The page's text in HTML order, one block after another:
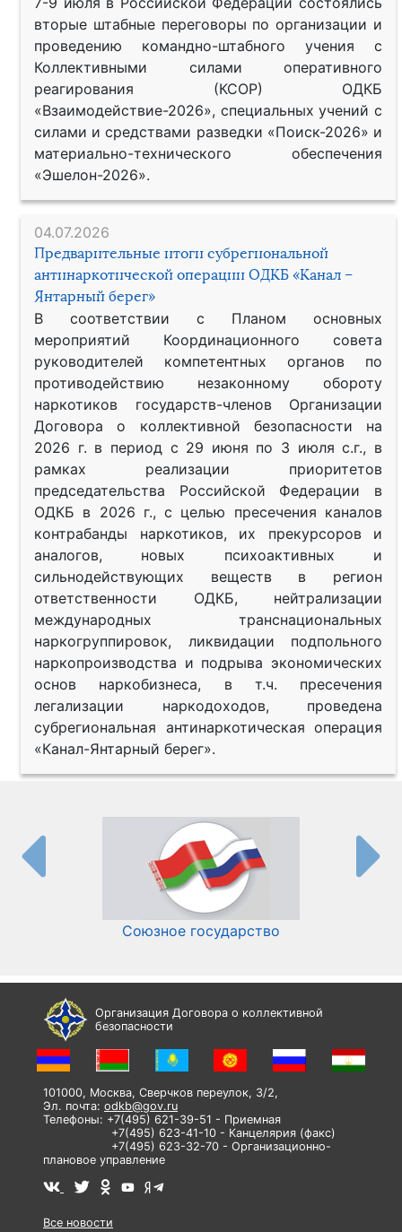
вторые штабные переговоры по организации и
проведению командно-штабного учения с
Коллективными силами оперативного
реагирования (КСОР) ОДКБ
«Взаимодействие-2026», специальных учений с
силами и средствами разведки «Поиск-2026» и
материально-технического обеспечения
«Эшелон-2026».
04.07.2026
Предварительные итоги субрегиональной
антинаркотической операции ОДКБ «Канал –
Янтарный берег»
В соответствии с Планом основных
мероприятий Координационного совета
руководителей компетентных органов по
противодействию незаконному обороту
наркотиков государств-членов Организации
Договора о коллективной безопасности на
2026 г. в период с 29 июня по 3 июля с.г., в
рамках реализации приоритетов
председательства Российской Федерации в
ОДКБ в 2026 г., с целью пресечения каналов
контрабанды наркотиков, их прекурсоров и
аналогов, новых психоактивных и
сильнодействующих веществ в регион
ответственности ОДКБ, нейтрализации
международных транснациональных
наркогруппировок, ликвидации подпольного
наркопроизводства и подрыва экономических
основ наркобизнеса, в т.ч. пресечения
легализации наркодоходов, проведена
субрегиональная антинаркотическая операция
«Канал-Янтарный берег».
Союзное государство
Организация Договора о коллективной
безопасности
101000, Москва, Сверчков переулок, 3/2,
Эл. почта: odkb@gov.ru
Телефоны: +7(495) 621-39-51 - Приемная
+7(495) 623-41-10 - Канцелярия (факс)
+7(495) 623-32-70 - Организационно-
плановое управление
Все новости